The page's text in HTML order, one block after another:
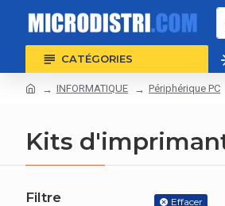
CATÉGORIES
INFORMATIQUE Périphérique PC
Kits
Filtre Effacer